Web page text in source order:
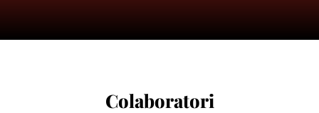
Colaboratori